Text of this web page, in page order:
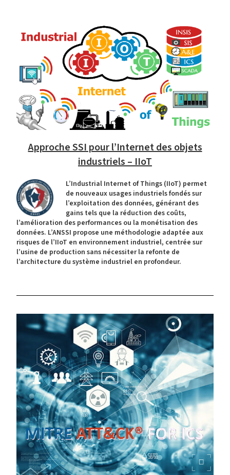
Approche SSI pour l’Internet des objets
industriels – IIoT
L’Industrial Internet of Things (IIoT) permet
de nouveaux usages industriels fondés sur
l’exploitation des données, générant des
gains tels que la réduction des coûts,
l’amélioration des performances ou la monétisation des
données. L’ANSSI propose une méthodologie adaptée aux
risques de l’IIoT en environnement industriel, centrée sur
l’usine de production sans nécessiter la refonte de
l’architecture du système industriel en profondeur.